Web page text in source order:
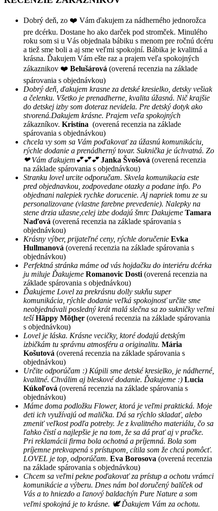
Dobrý deň, zo ❤️ Vám ďakujem za nádherného jednorožca
pre dcérku. Dostane ho ako darček pod stromček. Minulého
roku som si u Vás objednala bábiku s menom pre ročnú dcéru
a tiež sme boli a aj sme veľmi spokojní. Bábika je kvalitná a
krásna. Ďakujem Vám ešte raz a prajem veľa spokojných
zákaznikov ❤️ Belušárová (overená recenzia na základe
spárovania s objednávkou)
Dobrý deň, ďakujem krasne za detské kresielko, detsky vešiak
a čelenku. Všetko je prenadherne, kvalita úžasná. Nič krajšie
do detskej izby som doteraz nevidela. Pre detský dotyk ako
stvorená.Dakujem krásne. Prajem veľa spokojných
zákazníkov. Kristína (overená recenzia na základe
spárovania s objednávkou)
chcela vy som sa Vám poďakovať za úžasnú komunikáciu,
rýchle dodanie a prenádherný tovar. Suknička je úchvatná. Zo
❤ Vám ďakujem💕💕💕 Janka Švošová (overená recenzia
na základe spárovania s objednávkou)
Stranku lovel urcite odporučam. Skvela komunikacia este
pred objednavkou, zodpovedane otazky a podane info. Po
objednani nalepiek rychke dorucenie. Aj napriek tomu ze su
personalizovane (vlastne farebne prevedenie). Nalepky na
stene drzia užasne,celej izbe dodajú šmrc Dakujeme Tamara
Naďová (overená recenzia na základe spárovania s
objednávkou)
Krásny výber, prijateľné ceny, rýchle doručenie Evka
Hullmanová (overená recenzia na základe spárovania s
objednávkou)
Perfektná stránka máme od vás hojdačku do interiéru dcérka
ju miluje Ďakujeme Romanovic Dosti (overená recenzia na
základe spárovania s objednávkou)
Ďakujeme Lovel za prekrásnu dolly sukňu super
komunikácia, rýchle dodanie veľká spokojnosť určite sme
neobjednávali posledný krát malá slečna sa zo sukničky veľmi
tešíHãppy Mõţhęr (overená recenzia na základe spárovania
s objednávkou)
Lovel je láska. Krásne vecičky, ktoré dodajú detským
izbičkám tu správnu atmosféru a originalitu. Mária
Košutová (overená recenzia na základe spárovania s
objednávkou)
Určite odporúčam :) Kúpili sme detské kresielko, je nádherné,
kvalitné. Chválim aj bleskové dodanie. Ďakujeme :) Lucia
Kúkoľová (overená recenzia na základe spárovania s
objednávkou)
Máme doma podložku Flower, ktorá je veľmi praktická. Moje
deti ich využívajú od malička. Dá sa rýchlo skladať, alebo
zmeniť veľkost podľa potreby. Je z kvalitného materiálu, čo sa
ľahko čistí a najlepšie je na tom, že sa dá prať aj v pračke.
Pri reklamácii firma bola ochotná a príjemná. Bola som
príjemne prekvapená s prístupom, cítila som že chcú pomôcť.
LOVEL je top, odporúčam. Eva Borosova (overená recenzia
na základe spárovania s objednávkou)
Chcem sa veľmi pekne poďakovať za prístup a ochotu vrámci
komunikácie a výberu. Dnes nám bol doručený balíček od
Vás a to hniezdo a ľanový baldachýn Pure Nature a som
veľmi spokojná je to krásne. 🕊 Ďakujem Vám za ochotu.